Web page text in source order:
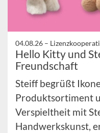
04.08.26 –
Hello Kitty und
Freundschaft
Steiff begrüßt
Produktsortiment
Verspieltheit mit
Handwerkskunst,